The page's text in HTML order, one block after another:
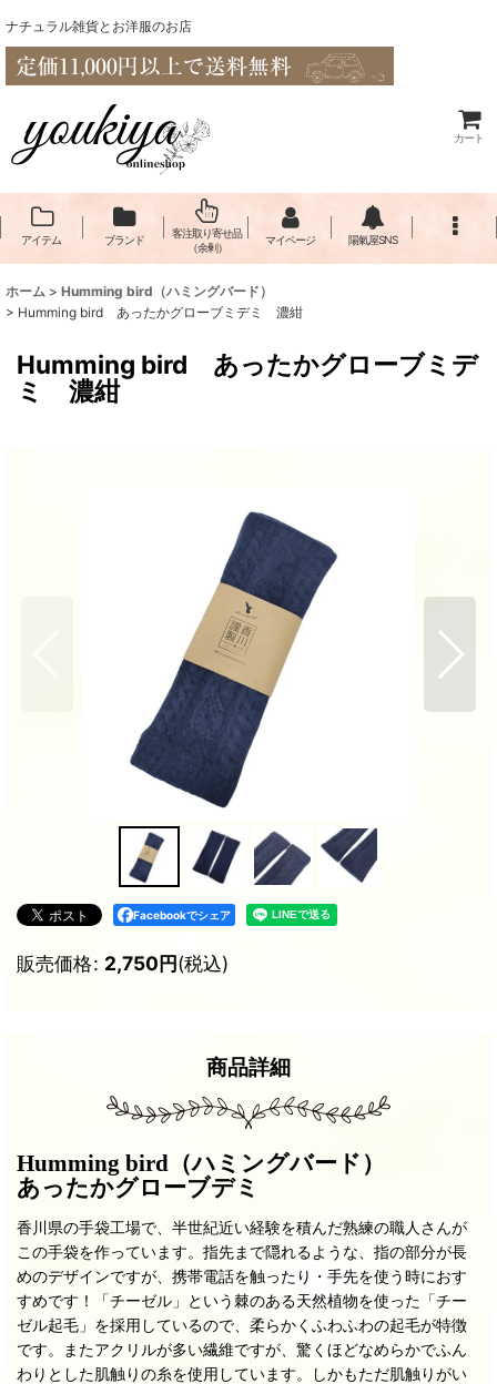
ナチュラル雑貨とお洋服のお店
カート
アイテム ブランド
客注取り寄せ品
（余剰）
マイページ 陽氣屋SNS
ホーム > Humming bird（ハミングバード）
> Humming bird あったかグローブミデミ 濃紺
Humming bird あったかグローブミデ
ミ 濃紺
Facebookでシェア
販売価格: 2,750円(税込)
商品詳細
Humming bird（ハミングバード）
あったかグローブデミ
香川県の手袋工場で、 半世紀近い経験を積んだ熟練の職人さんが
この手袋を作っています。 指先まで隠れるような、指の部分が長
めのデザインですが、携帯電話を触ったり・手先を使う時におす
すめです！
「チーゼル」という棘のある天然植物を使った「チー
ゼル起毛」を採用しているので、柔らかくふわふわの起毛が特徴
です。またアクリルが多い繊維ですが、驚くほどなめらかでふん
わりとした肌触りの糸を使用しています。
しかもただ肌触りがい